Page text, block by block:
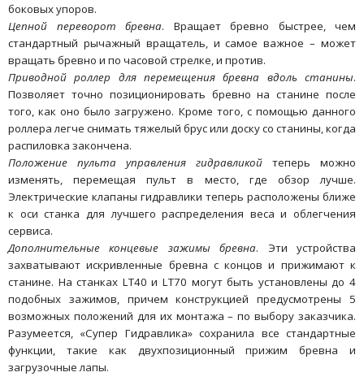
боковых упоров.
Цепной переворот бревна. Вращает бревно быстрее, чем
стандартный рычажный вращатель, и самое важное – может
вращать бревно и по часовой стрелке, и против.
Приводной роллер для перемещения бревна вдоль станины.
Позволяет точно позиционировать бревно на станине после
того, как оно было загружено. Кроме того, с помощью данного
роллера легче снимать тяжелый брус или доску со станины, когда
распиловка закончена.
Положение пульта управления гидравликой теперь можно
изменять, перемещая пульт в место, где обзор лучше.
Электрические клапаны гидравлики теперь расположены ближе
к оси станка для лучшего распределения веса и облегчения
сервиса.
Дополнительные концевые зажимы бревна. Эти устройства
захватывают искривленные бревна с концов и прижимают к
станине. На станках LT40 и LT70 могут быть установлены до 4
подобных зажимов, причем конструкцией предусмотрены 5
возможных положений для их монтажа – по выбору заказчика.
Разумеется, «Супер Гидравлика» сохранила все стандартные
функции, такие как двухпозиционный прижим бревна и
загрузочные лапы.